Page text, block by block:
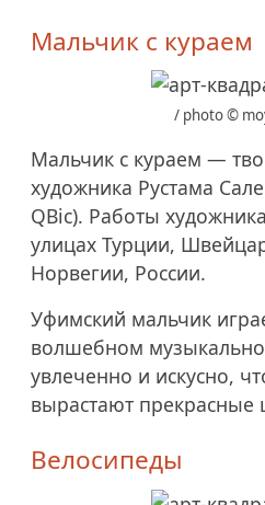
Мальчик с кураем
/ photo ©
Мальчик с кураем —
художника Рустама
QBic). Работы
улицах Турции,
Норвегии, России.
Уфимский мальчик
волшебном
увлеченно и искусно,
вырастают прекрасные
Велосипеды